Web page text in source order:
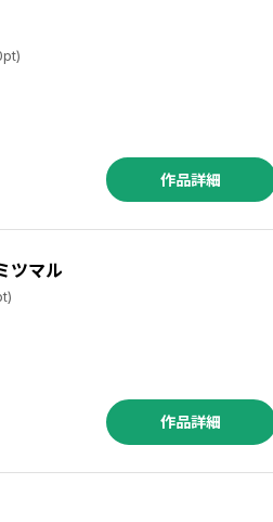
作品詳細
ツマル
作品詳細